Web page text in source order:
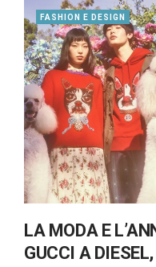
FASHION E DESIGN
LA MODA E
GUCCI A